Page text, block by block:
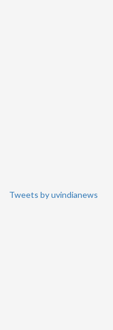
Tweets by uvindianews